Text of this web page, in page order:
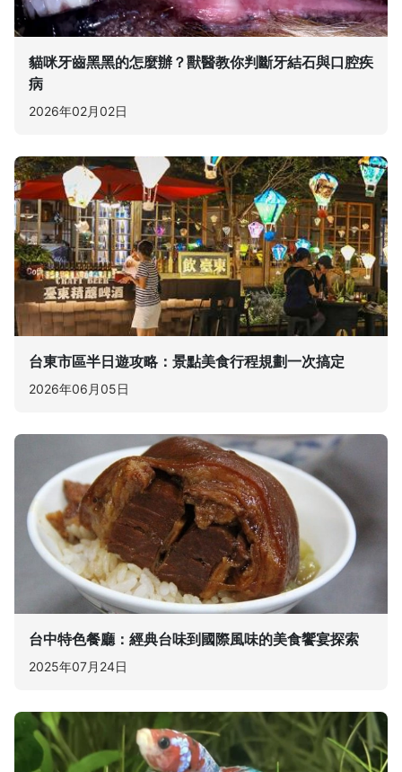
貓咪牙齒黑黑的怎麼辦？獸醫教你判斷牙結石與口腔疾
病
2026年02月02日
台東市區半日遊攻略：景點美食行程規劃一次搞定
2026年06月05日
台中特色餐廳：經典台味到國際風味的美食饗宴探索
2025年07月24日